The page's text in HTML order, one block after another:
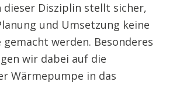
dieser Disziplin stellt sicher,
und Umsetzung keine
werden. Besonderes
wir dabei auf die
Wärmepumpe in das